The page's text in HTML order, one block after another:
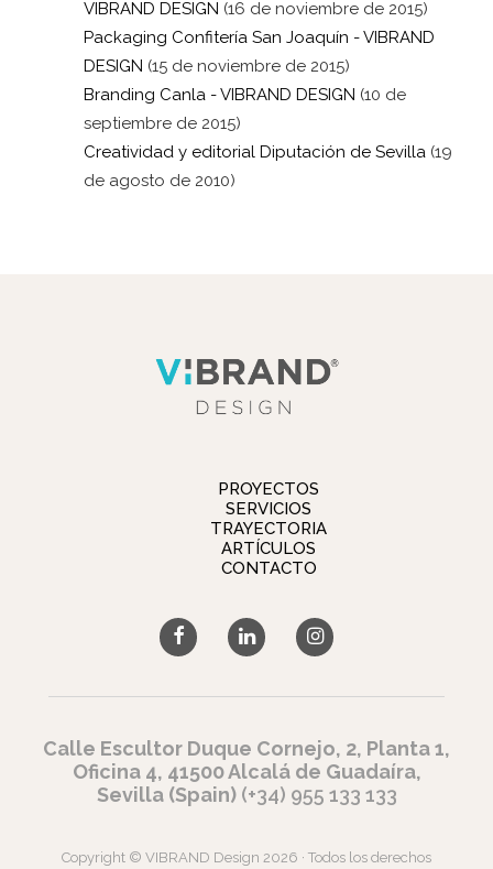
VIBRAND DESIGN (16 de noviembre de 2015)
Packaging Confitería San Joaquín - VIBRAND
DESIGN (15 de noviembre de 2015)
Branding Canla - VIBRAND DESIGN (10 de
septiembre de 2015)
Creatividad y editorial Diputación de Sevilla (19
de agosto de 2010)
PROYECTOS
SERVICIOS
TRAYECTORIA
ARTÍCULOS
CONTACTO
Calle Escultor Duque Cornejo, 2, Planta 1,
Oficina 4, 41500 Alcalá de Guadaíra,
Sevilla (Spain)(+34) 955 133 133
Copyright © VIBRAND Design 2026 · Todos los derechos